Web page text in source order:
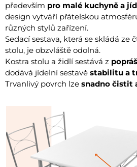
především pro malé kuchyně a
design vytváří přátelskou
různých stylů zařízení.
Sedací sestava, která se skládá ze
stolu, je obzvláště odolná.
Kostra stolu a židlí sestává z
dodává jídelní sestavě stabilitu a
Trvanlivý povrch lze snadno čistit